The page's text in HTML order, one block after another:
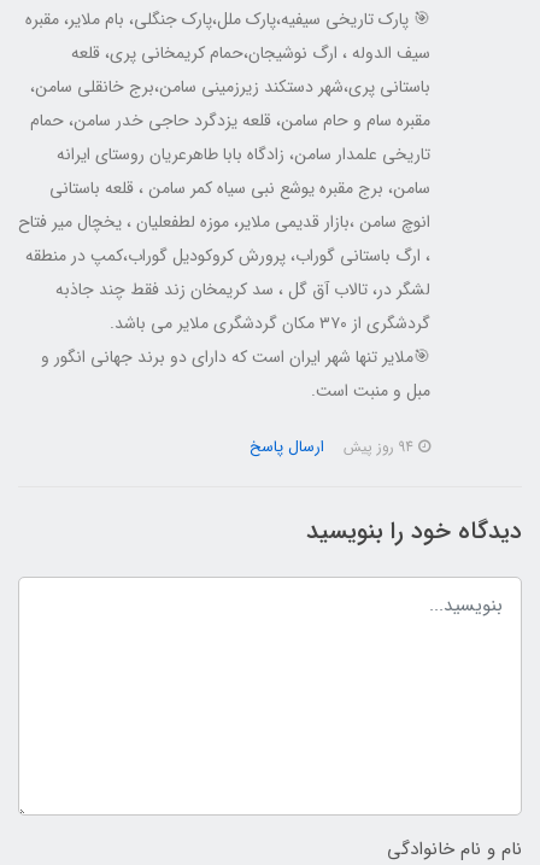
🎯 پارک تاریخی سیفیه،پارک ملل،پارک جنگلی، بام ملایر، مقبره
سیف الدوله ، ارگ نوشیجان،حمام کریمخانی پری، قلعه
باستانی پری،شهر دستکند زیرزمینی سامن،برج خانقلی سامن،
مقبره سام و حام سامن، قلعه یزدگرد حاجی‌ خدر سامن، حمام
تاریخی علمدار سامن، زادگاه بابا طاهرعریان روستای ایرانه
سامن، برج مقبره یوشع نبی سیاه کمر سامن ، قلعه باستانی
انوچ سامن ،بازار قدیمی ملایر، موزه لطفعلیان ، یخچال میر فتاح
، ارگ باستانی گوراب، پرورش کروکودیل گوراب،کمپ در منطقه
لشگر در، تالاب آق گل ، سد کریمخان زند فقط چند جاذبه
گردشگری از ۳۷۰ مکان گردشگری ملایر می باشد.
🎯ملایر تنها شهر ایران است که دارای دو برند جهانی انگور و
مبل و منبت است.
ارسال پاسخ
دیدگاه خود را بنویسید
نام و نام خانوادگی